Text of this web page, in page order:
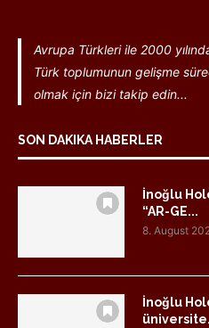
Avrupa Türkleri ile 2000
Türk toplumunun gelişme
olmak için bizi takip edin...
SON DAKIKA HABERLER
İnoğlu
“AR-GE...
8. August
İnoğlu